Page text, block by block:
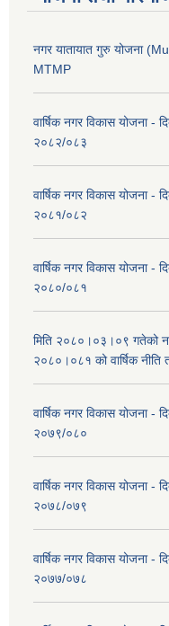
नगर यातायात गुरु योजना
MTMP
वार्षिक नगर विकास योजना -
२०८२/०८३
वार्षिक नगर विकास योजना -
२०८१/०८२
वार्षिक नगर विकास योजना -
२०८०/०८१
मिति २०८०।०३।०९ गतेको
२०८०।०८१ को वार्षिक नीति
वार्षिक नगर विकास योजना -
२०७९/०८०
वार्षिक नगर विकास योजना -
२०७८/०७९
वार्षिक नगर विकास योजना -
२०७७/०७८